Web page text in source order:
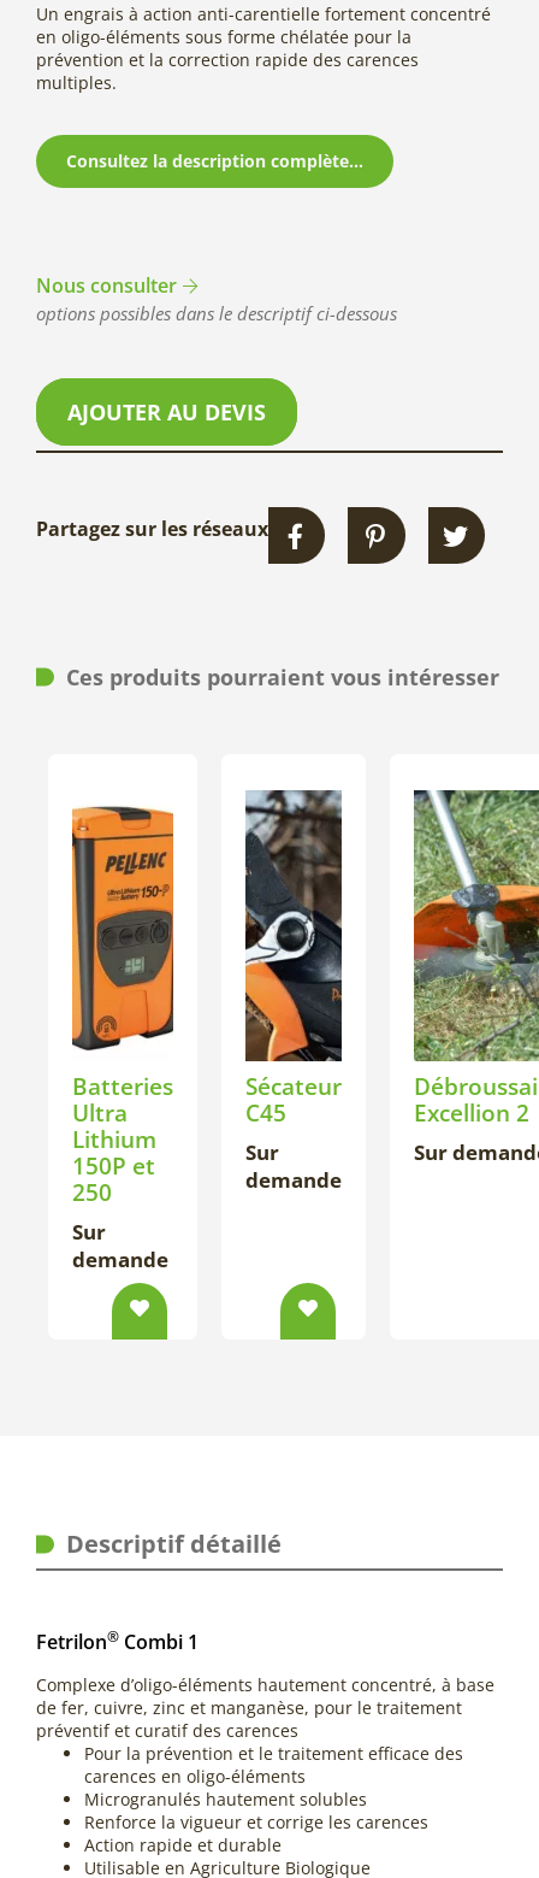
Un engrais à action anti-carentielle fortement concentré
en oligo-éléments sous forme chélatée pour la
prévention et la correction rapide des carences
multiples.
Consultez la description complète...
Nous consulter
options possibles dans le descriptif ci-dessous
AJOUTER AU DEVIS
Partagez sur les réseaux
Ces produits pourraient vous intéresser
Batteries
Ultra
Lithium
150P et
250
Sur
demande
Sécateur
C45
Sur
demande
Excellion 2
Sur
Descriptif détaillé
Fetrilon® Combi 1
Complexe d’oligo-éléments hautement concentré, à base
de fer, cuivre, zinc et manganèse, pour le traitement
préventif et curatif des carences
Pour la prévention et le traitement efficace des
carences en oligo-éléments
Microgranulés hautement solubles
Renforce la vigueur et corrige les carences
Action rapide et durable
Utilisable en Agriculture Biologique